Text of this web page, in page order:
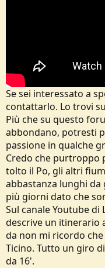
Se sei interessato a
contattarlo. Lo trovi
Più che su questo
abbondano, potresti
passione in qualche
Credo che purtroppo
tolto il Po, gli altri
abbastanza lunghi
più giorni dato che
Sul canale Youtube di
descrive un itinerario
da non mi ricordo
Ticino. Tutto un giro
da 16'.